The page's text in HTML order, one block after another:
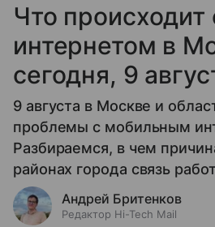
Что происходит
интернетом в
сегодня, 9
9 августа в Москве и
проблемы с мобильным
Разбираемся, в чем
районах города связь
Андрей Бритенков
Редактор Hi-Tech Mail